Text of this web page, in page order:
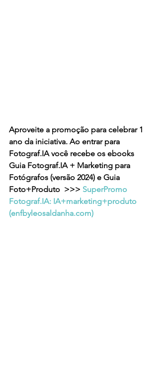
Aproveite a promoção para celebrar 1
ano da iniciativa. Ao entrar para
Fotograf.IA você recebe os ebooks
Guia Fotograf.IA + Marketing para
Fotógrafos (versão 2024) e Guia
Foto+Produto >>> SuperPromo
Fotograf.IA: IA+marketing+produto
(enfbyleosaldanha.com)